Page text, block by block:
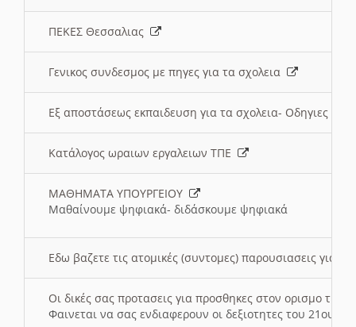
ΠΕΚΕΣ Θεσσαλιας
Γενικος συνδεσμος με πηγες για τα σχολεια
Εξ αποστάσεως εκπαιδευση για τα σχολεια- Οδηγιες
Κατάλογος ωραιων εργαλειων ΤΠΕ
ΜΑΘΗΜΑΤΑ ΥΠΟΥΡΓΕΙΟΥ
Μαθαίνουμε ψηφιακά- διδάσκουμε ψηφιακά
Εδω βαζετε τις ατομικές (συντομες) παρουσιασεις για
Οι δικές σας προτασεις για προσθηκες στον ορισμο
Φαινεται να σας ενδιαφερουν οι δεξιοτητες του 21ου